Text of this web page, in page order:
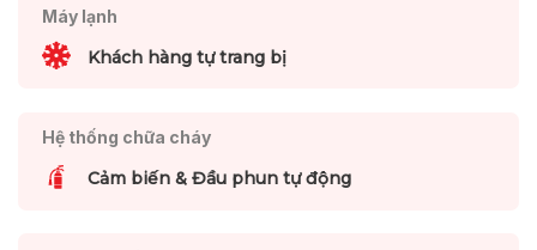
Máy lạnh
Khách hàng tự trang bị
Hệ thống chữa cháy
Cảm biến & Đầu phun tự động